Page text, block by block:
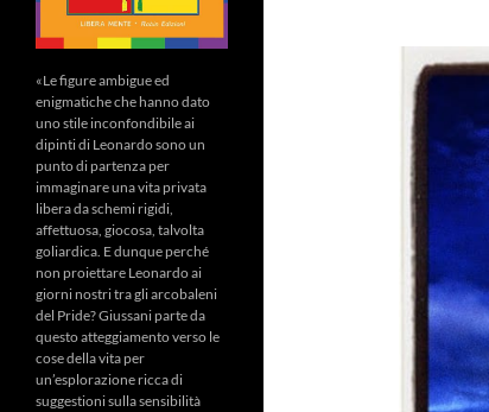
«Le figure ambigue ed
enigmatiche che hanno dato
uno stile inconfondibile ai
dipinti di Leonardo sono un
punto di partenza per
immaginare una vita privata
libera da schemi rigidi,
affettuosa, giocosa, talvolta
goliardica. E dunque perché
non proiettare Leonardo ai
giorni nostri tra gli arcobaleni
del Pride? Giussani parte da
questo atteggiamento verso le
cose della vita per
un’esplorazione ricca di
suggestioni sulla sensibilità